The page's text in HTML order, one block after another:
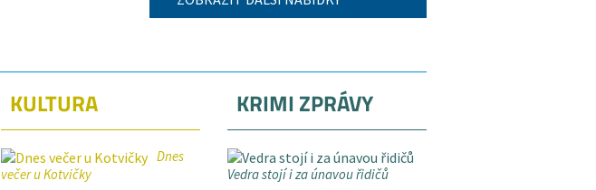
KULTURA
Dnes
večer u Kotvičky
KRIMI ZPRÁVY
Vedra stojí i za únavou řidičů